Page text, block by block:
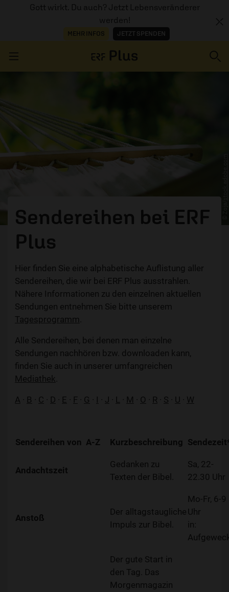
Gott wirkt. Du auch? Jetzt Lebensveränderer
werden!
MEHR INFOS JETZT SPENDEN
PROGRAMM
ÜBER
Sendereihen bei ERF
Plus
Hier finden Sie eine alphabetische Auflistung aller
Sendereihen, die wir bei ERF Plus ausstrahlen.
Nähere Informationen zu den einzelnen aktuellen
Sendungen entnehmen Sie bitte unserem
Tagesprogramm
Alle Sendereihen, bei denen man einzelne
Sendungen nachhören bzw. downloaden kann,
finden Sie auch in unserer umfangreichen
Mediathek
A · B · C · D · E · F · G · I · J · L · M · O · R · S · U · W
Sendereihen von A-Z Kurzbeschreibung
Andachtszeit
Gedanken zu
Texten der Bibel.
Sa, 22-
22.30 Uhr
Anstoß
Der alltagstaugliche
Impuls zur Bibel.
Mo-Fr, 6-9
Uhr
in:
Der gute Start in
den Tag. Das
Morgenmagazin